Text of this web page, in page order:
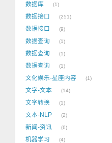
数据库 1
数据接口 251
数据接口 9
数据查询 1
数据查询 1
数据查询 1
文化娱乐-星座内容 1
文字-文本 14
文字转换 1
文本-NLP 2
新闻-资讯 6
机器学习 4